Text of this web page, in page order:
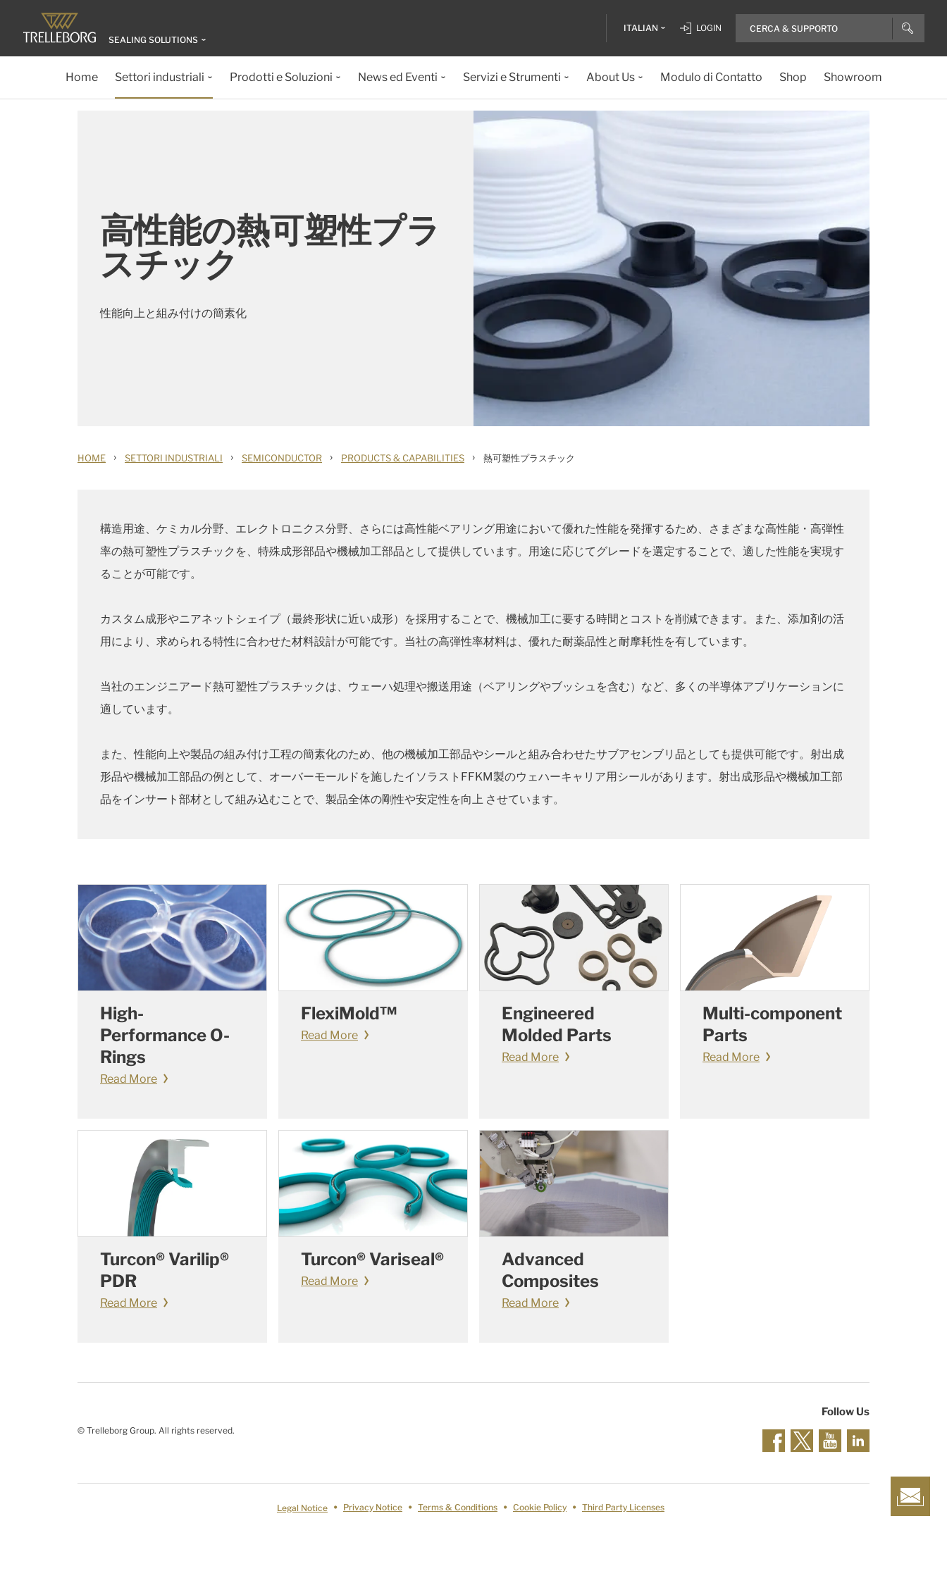
SEALING SOLUTIONS
ITALIAN LOGIN
Home Settori industriali Prodotti e Soluzioni News ed Eventi Servizi e Strumenti About Us Modulo di Contatto Shop Showroom
高性能の熱可塑性プラ
スチック
性能向上と組み付けの簡素化
HOME › SETTORI INDUSTRIALI › SEMICONDUCTOR › PRODUCTS & CAPABILITIES › 熱可塑性プラスチック
構造用途、ケミカル分野、エレクトロニクス分野、さらには高性能ベアリング用途において優れた性能を発揮するため、さまざまな高性能・高弾性
率の熱可塑性プラスチックを、特殊成形部品や機械加工部品として提供しています。用途に応じてグレードを選定することで、適した性能を実現す
ることが可能です。
カスタム成形やニアネットシェイプ（最終形状に近い成形）を採用することで、機械加工に要する時間とコストを削減できます。また、添加剤の活
用により、求められる特性に合わせた材料設計が可能です。当社の高弾性率材料は、優れた耐薬品性と耐摩耗性を有しています。
当社のエンジニアード熱可塑性プラスチックは、ウェーハ処理や搬送用途（ベアリングやブッシュを含む）など、多くの半導体アプリケーションに
適しています。
また、性能向上や製品の組み付け工程の簡素化のため、他の機械加工部品やシールと組み合わせたサブアセンブリ品としても提供可能です。射出成
形品や機械加工部品の例として、オーバーモールドを施したイソラストFFKM製のウェハーキャリア用シールがあります。射出成形品や機械加工部
品をインサート部材として組み込むことで、製品全体の剛性や安定性を向上 させています。
High-
Performance O-
Rings
Read More
FlexiMold™
Read More
Engineered
Molded Parts
Read More
Multi-component
Parts
Read More
Turcon® Varilip®
PDR
Read More
Turcon® Variseal®
Read More
Advanced
Composites
Read More
© Trelleborg Group. All rights reserved.
Follow Us
Legal Notice Privacy Notice Terms & Conditions Cookie Policy Third Party Licenses